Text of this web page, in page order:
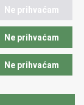
Ne prihvaćam
Ne prihvaćam
Ne prihvaćam